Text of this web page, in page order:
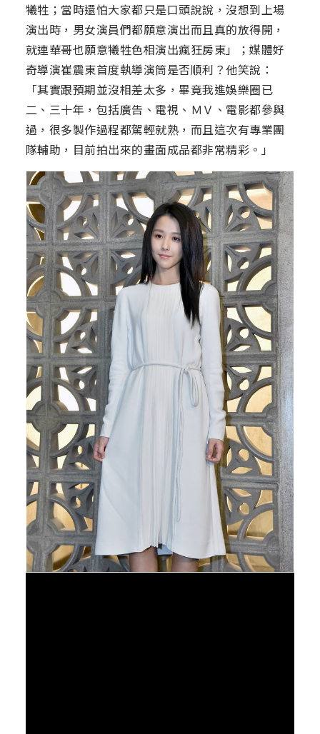
犧牲；當時還怕大家都只是口頭說說，沒想到上場
演出時，男女演員們都願意演出而且真的放得開，
就連華哥也願意犧牲色相演出瘋狂房東」；媒體好
奇導演崔震東首度執導演筒是否順利？他笑說：
「其實跟預期並沒相差太多，畢竟我進娛樂圈已
二、三十年，包括廣告、電視、ＭＶ、電影都參與
過，很多製作過程都駕輕就熟，而且這次有專業團
隊輔助，目前拍出來的畫面成品都非常精彩。」